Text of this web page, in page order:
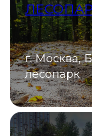
г. Москва,
лесопарк